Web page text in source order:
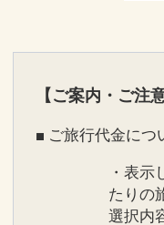
【ご案内・ご注意
■ ご旅行代金につ
・表示
たりの
選択内